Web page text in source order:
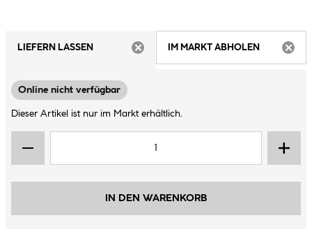
LIEFERN LASSEN
IM MARKT ABHOLEN
Online nicht verfügbar
Dieser Artikel ist nur im Markt erhältlich.
IN DEN WARENKORB